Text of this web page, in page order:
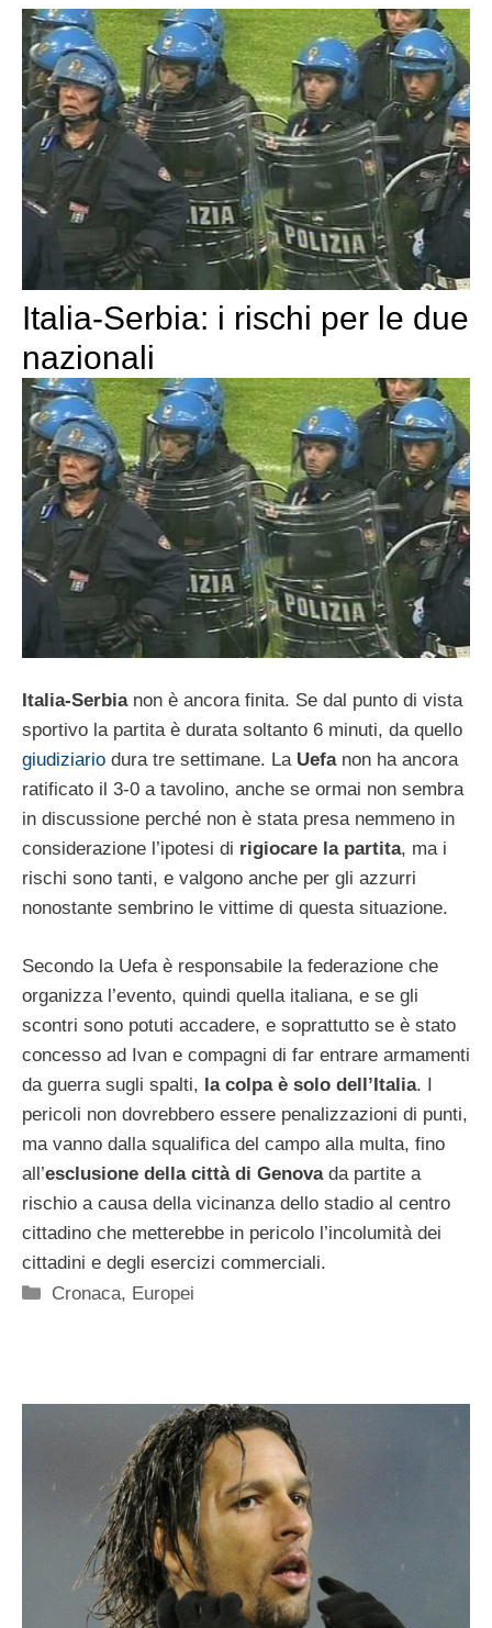
Italia-Serbia: i rischi per le due
nazionali
Italia-Serbianon è ancora finita. Se dal punto di vista
sportivo la partita è durata soltanto 6 minuti, da quello
giudiziario dura tre settimane. La Uefa non ha ancora
ratificato il 3-0 a tavolino, anche se ormai non sembra
in discussione perché non è stata presa nemmeno in
considerazione l’ipotesi di rigiocare la partita, ma i
rischi sono tanti, e valgono anche per gli azzurri
nonostante sembrino le vittime di questa situazione.
Secondo la Uefa è responsabile la federazione che
organizza l’evento, quindi quella italiana, e se gli
scontri sono potuti accadere, e soprattutto se è stato
concesso ad Ivan e compagni di far entrare armamenti
da guerra sugli spalti, la colpa è solo dell’Italia. I
pericoli non dovrebbero essere penalizzazioni di punti,
ma vanno dalla squalifica del campo alla multa, fino
all’esclusione della città di Genovada partite a
rischio a causa della vicinanza dello stadio al centro
cittadino che metterebbe in pericolo l’incolumità dei
cittadini e degli esercizi commerciali.
Categorie
Cronaca, Europei